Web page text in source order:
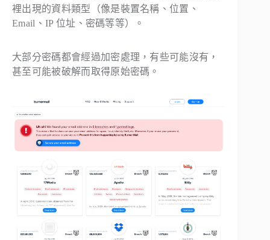
裡出現的資料類型（像是裝置名稱、位置、
Email、IP 位址、密碼等等）。
大部分密碼都會經過加密處理，有些可能沒有，
甚至可能被破解而取得原始密碼。